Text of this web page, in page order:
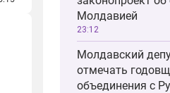
Молдавией
23:12
Молдавский
отмечать
объединения с